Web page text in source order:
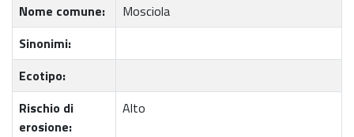
Nome comune:
Mosciola
Sinonimi:
Ecotipo:
Rischio di
erosione:
Alto